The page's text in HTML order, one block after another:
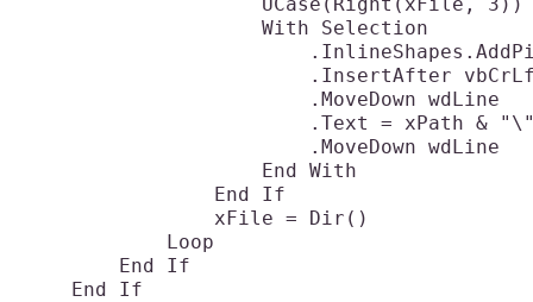
                    With Selection
.InsertAfter
                        .MoveDown wdLine
.Text = xPath &
                        .MoveDown wdLine
                    End With
                End If
                xFile = Dir()
            Loop
        End If
    End If